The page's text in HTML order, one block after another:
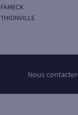
FAMECK
THIONVILLE
Nous contacter